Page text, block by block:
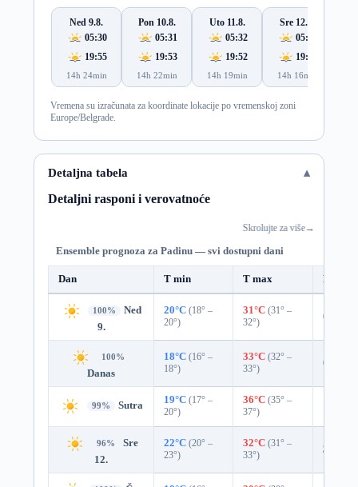
Ned 9.8.
05:30
19:55
14h 24min
Pon 10.8.
05:31
19:53
14h 22min
Uto 11.8.
05:32
19:52
14h 19min
Sre 12.8.
05:33
19:50
14h 16min
Vremena su izračunata za koordinate lokacije po vremenskoj zoni
Europe/Belgrade.
Detaljna tabela
Detaljni rasponi i verovatnoće
Skrolujte za više→
Ensemble prognoza za Padinu — svi dostupni dani
Dan T min T max
100%
Ned
9.
20°C (18° –
20°)
31°C (31° –
32°)
0%
100%
Danas
18°C (16° –
18°)
33°C (32° –
33°)
0%
99% Sutra 19°C (17° –
20°)
36°C (35° –
37°)
96%
Sre
12.
22°C (20° –
23°)
32°C (31° –
33°)
3%